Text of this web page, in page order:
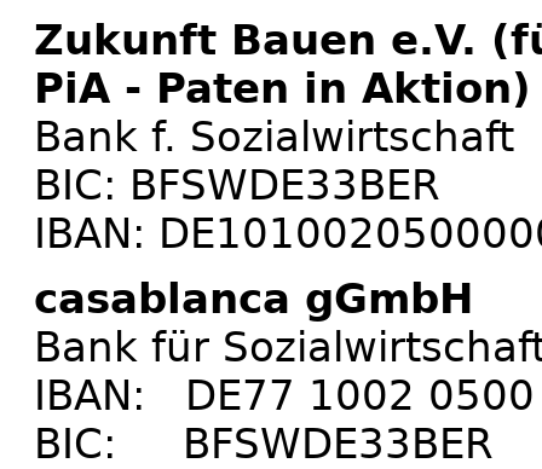
Zukunft Bauen e.V.
PiA - Paten in Aktion)
Bank f. Sozialwirtschaft
BIC: BFSWDE33BER
IBAN:
casablanca gGmbH
Bank für
IBAN: DE77 1002
BIC: BFSWDE33BER